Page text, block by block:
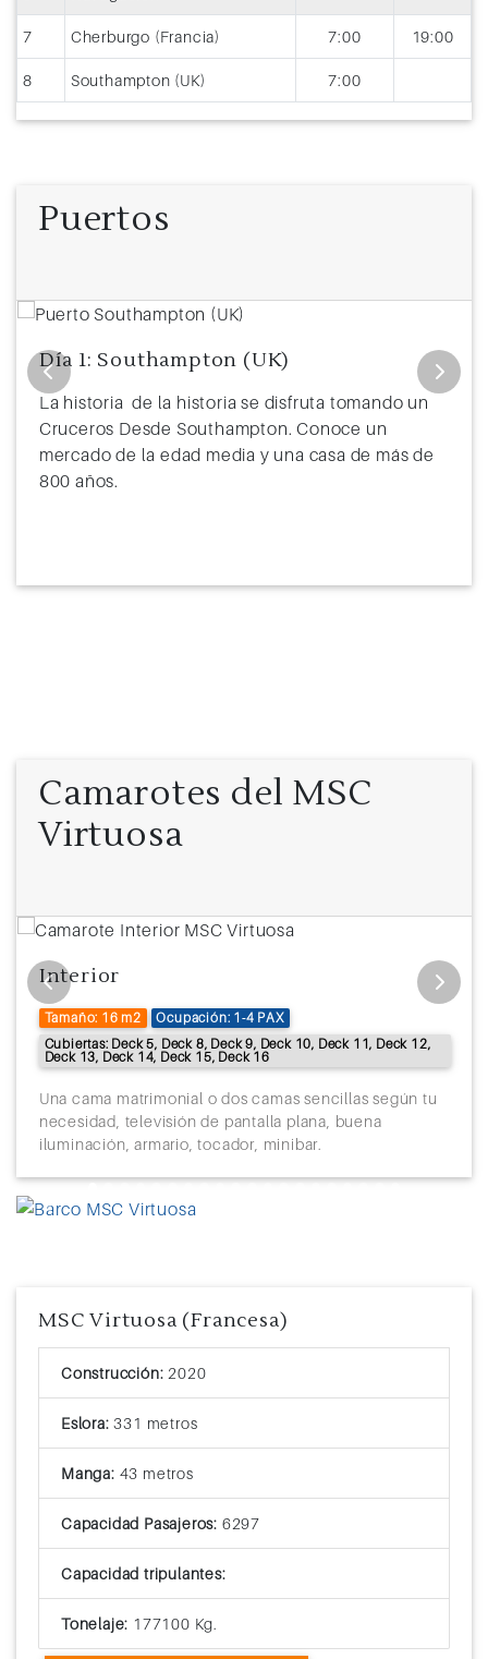
7 Cherburgo (Francia) 7:00 19:00
8 Southampton (UK) 7:00
Puertos
Día 1: Southampton (UK)
La historia de la historia se disfruta tomando un
Cruceros Desde Southampton. Conoce un
mercado de la edad media y una casa de más de
800 años.
Camarotes del MSC
Virtuosa
Interior
Tamaño: 16 m2
Ocupación: 1-4 PAX
Cubiertas: Deck 5, Deck 8, Deck 9, Deck 10, Deck 11, Deck 12,
Deck 13, Deck 14, Deck 15, Deck 16
Una cama matrimonial o dos camas sencillas según tu
necesidad, televisión de pantalla plana, buena
iluminación, armario, tocador, minibar.
Previous
MSC Virtuosa (Francesa)
Construcción: 2020
Eslora: 331 metros
Manga: 43 metros
Capacidad Pasajeros: 6297
Capacidad tripulantes:
Tonelaje: 177100 Kg.